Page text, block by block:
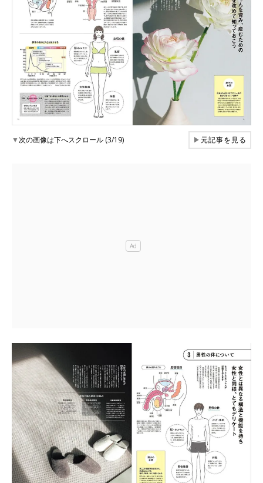
▼次の画像は下へスクロール (3/19) ▶元記事を見る